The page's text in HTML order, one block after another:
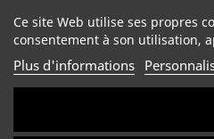
Ce site Web utilise ses propres
consentement à son utilisation,
Plus d'informations